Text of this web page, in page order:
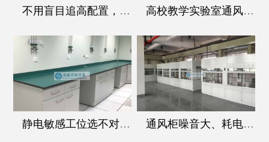
不用盲目追高配置，阻抗桌的这几个核心参数才是选型要点 高校教学实验室通风柜选型：兼顾耐用性与学生操作安全
静电敏感工位选不对桌台？阻抗桌帮你把全路径电阻控在合规区间‌ 通风柜噪音大、耗电高？从安装调试阶段就能提前规避